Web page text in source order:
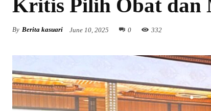
Kritis Pilih Obat dan
By Berita kasuari June 10, 2025 0 332